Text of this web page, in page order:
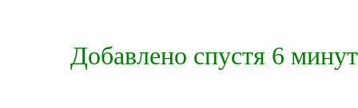
Добавлено спустя 6